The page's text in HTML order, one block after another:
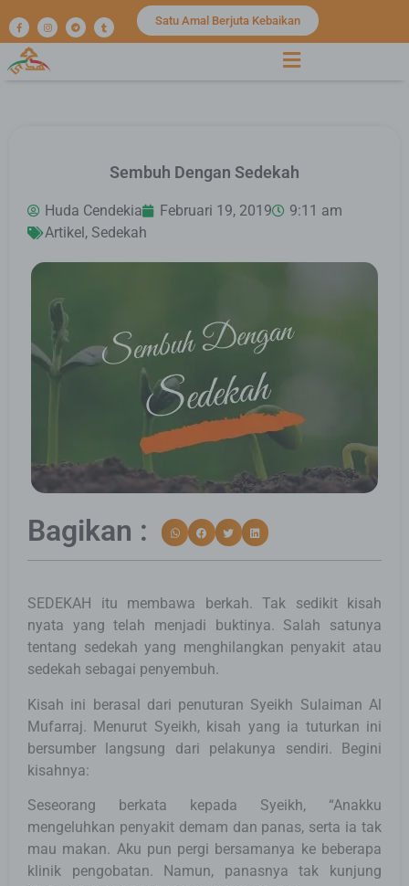
Satu Amal Berjuta Kebaikan
Sembuh Dengan Sedekah
Huda Cendekia Februari 19, 2019
9:11 am
Artikel , Sedekah
Bagikan :
SEDEKAH itu membawa berkah. Tak sedikit kisah
nyata yang telah menjadi buktinya. Salah satunya
tentang sedekah yang menghilangkan penyakit atau
sedekah sebagai penyembuh.
Kisah ini berasal dari penuturan Syeikh Sulaiman Al
Mufarraj. Menurut Syeikh, kisah yang ia tuturkan ini
bersumber langsung dari pelakunya sendiri. Begini
kisahnya:
Seseorang berkata kepada Syeikh, “Anakku
mengeluhkan penyakit demam dan panas, serta ia tak
mau makan. Aku pun pergi bersamanya ke beberapa
klinik pengobatan. Namun, panasnya tak kunjung